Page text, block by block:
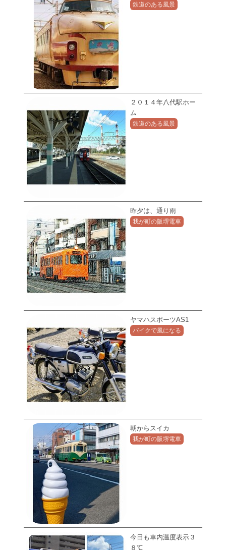
鉄道のある風景
２０１４年八代駅ホー
ム
鉄道のある風景
昨夕は、通り雨
我が町の阪堺電車
ヤマハスポーツAS1
バイクで風になる
朝からスイカ
我が町の阪堺電車
今日も車内温度表示３
８℃